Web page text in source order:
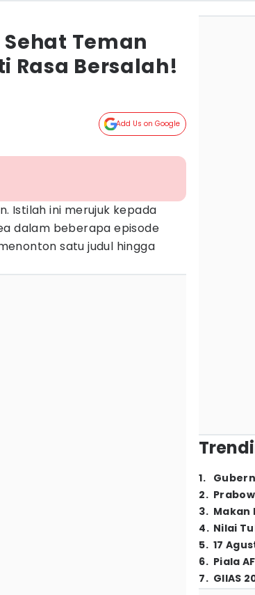
Teman
Rasa Bersalah!
Add Us on Google
Istilah ini merujuk kepada
dalam beberapa episode
satu judul hingga
1.
2.
3. Makan
4. Nilai
5. 17
6. Piala
7. GIIAS